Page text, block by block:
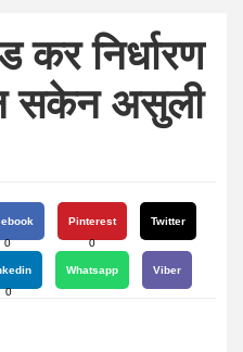
कर निर्धारण
सकेन असुली
0
Pinterest
0
Twitter
0
Whatsapp Viber